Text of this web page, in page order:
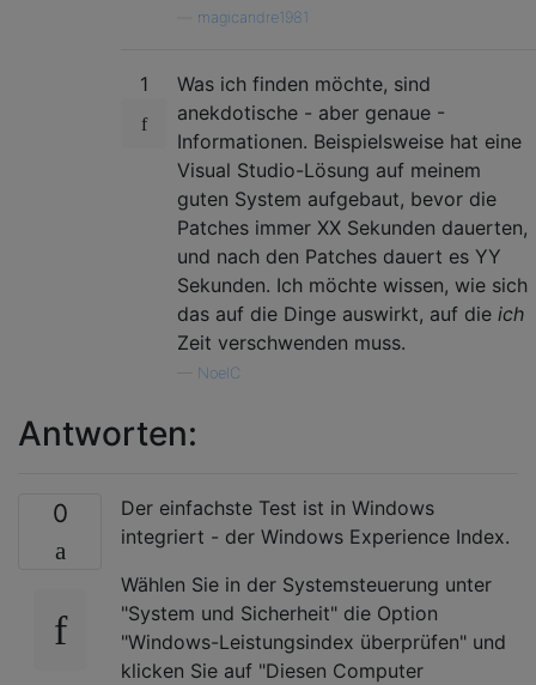
magicandre1981
1
Was ich finden möchte, sind
anekdotische - aber genaue -
Informationen. Beispielsweise hat eine
Visual Studio-Lösung auf meinem
guten System aufgebaut, bevor die
Patches immer XX Sekunden dauerten,
und nach den Patches dauert es YY
Sekunden. Ich möchte wissen, wie sich
das auf die Dinge auswirkt, auf die ich
Zeit verschwenden muss.
NoelC
Antworten:
0
Der einfachste Test ist in Windows
integriert - der Windows Experience Index.
Wählen Sie in der Systemsteuerung unter
"System und Sicherheit" die Option
"Windows-Leistungsindex überprüfen" und
klicken Sie auf "Diesen Computer